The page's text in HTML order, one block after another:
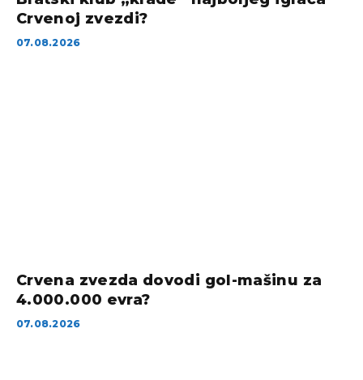
Crvenoj zvezdi?
07.08.2026
Crvena zvezda dovodi gol-mašinu za
4.000.000 evra?
07.08.2026